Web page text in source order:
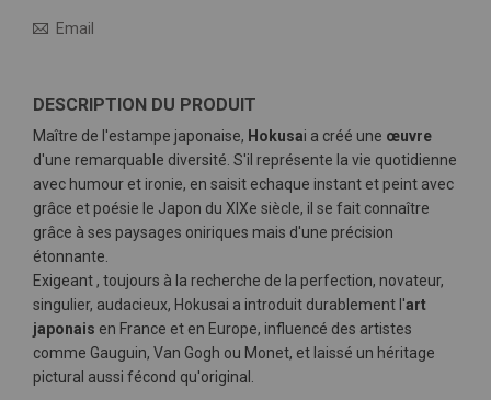
Email
DESCRIPTION DU PRODUIT
Maître de l'estampe japonaise, Hokusai a créé une œuvre
d'une remarquable diversité. S'il représente la vie quotidienne
avec humour et ironie, en saisit echaque instant et peint avec
grâce et poésie le Japon du XIXe siècle, il se fait connaître
grâce à ses paysages oniriques mais d'une précision
étonnante.
Exigeant , toujours à la recherche de la perfection, novateur,
singulier, audacieux, Hokusai a introduit durablement l'art
japonais en France et en Europe, influencé des artistes
comme Gauguin, Van Gogh ou Monet, et laissé un héritage
pictural aussi fécond qu'original.